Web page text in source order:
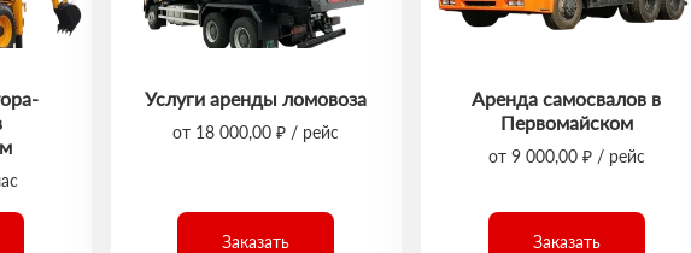
Услуги аренды ломовоза
от 18 000,00 ₽ / рейс
Заказать
Аренда самосвалов в
Первомайском
от 9 000,00 ₽ / рейс
Заказать